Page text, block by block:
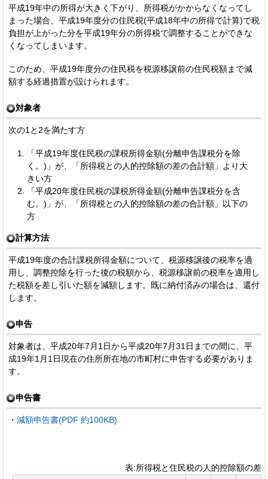
平成19年中の所得が大きく下がり、所得税がかからなくなってし
まった場合、平成19年度分の住民税(平成18年中の所得で計算)で税
負担が上がった分を平成19年分の所得税で調整することができな
くなってしまいます。
このため、平成19年度分の住民税を税源移譲前の住民税額まで減
額する経過措置が設けられます。
対象者
次の1と2を満たす方
「平成19年度住民税の課税所得金額(分離申告課税分を除
く。)」が、「所得税との人的控除額の差の合計額」より大
きい方
「平成20年度住民税の課税所得金額(分離申告課税分を含
む。)」が、「所得税との人的控除額の差の合計額」以下の
方
計算方法
平成19年度の合計課税所得金額について、税源移譲後の税率を適
用し、調整控除を行った後の税額から、税源移譲前の税率を適用し
た税額を差し引いた額を減額します。既に納付済みの場合は、還付
します。
申告
対象者は、平成20年7月1日から平成20年7月31日までの間に、平
成19年1月1日現在の住所所在地の市町村に申告する必要がありま
す。
申告書
・ 減額申告書(PDF 約100KB)
表:所得税と住民税の人的控除額の差